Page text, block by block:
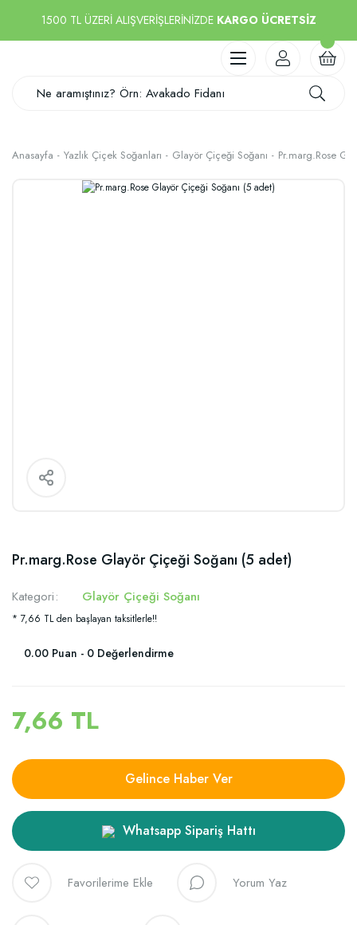
1500 TL ÜZERİ ALIŞVERİŞLERİNİZDE KARGO ÜCRETSİZ
Anasayfa Yazlık Çiçek Soğanları Glayör Çiçeği Soğanı Pr.marg.Rose
Pr.marg.Rose Glayör Çiçeği Soğanı (5 adet)
Kategori Glayör Çiçeği Soğanı
* 7,66 TL den başlayan taksitlerle!!
0.00 Puan - 0 Değerlendirme
7,66 TL
Gelince Haber Ver
Whatsapp Sipariş Hattı
Yorum Yaz